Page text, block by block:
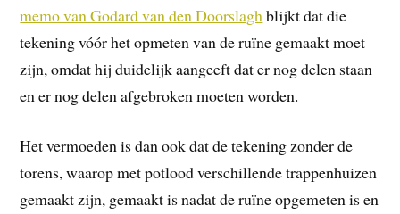
memo van Godard van den Doorslagh blijkt dat die
tekening vóór het opmeten van de ruïne gemaakt moet
zijn, omdat hij duidelijk aangeeft dat er nog delen staan
en er nog delen afgebroken moeten worden.
Het vermoeden is dan ook dat de tekening zonder de
torens, waarop met potlood verschillende trappenhuizen
gemaakt zijn, gemaakt is nadat de ruïne opgemeten is en